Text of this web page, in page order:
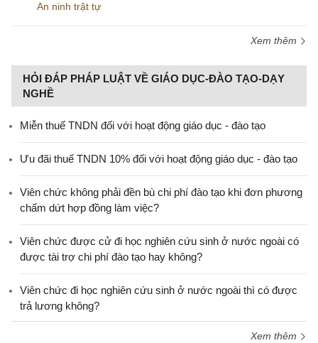
An ninh trật tự
Xem thêm
HỎI ĐÁP PHÁP LUẬT VỀ GIÁO DỤC-ĐÀO TẠO-DẠY
NGHỀ
Miễn thuế TNDN đối với hoạt động giáo dục - đào tạo
Ưu đãi thuế TNDN 10% đối với hoạt động giáo dục - đào tạo
Viên chức không phải đền bù chi phí đào tạo khi đơn phương
chấm dứt hợp đồng làm việc?
Viên chức được cử đi học nghiên cứu sinh ở nước ngoài có
được tài trợ chi phí đào tạo hay không?
Viên chức đi học nghiên cứu sinh ở nước ngoài thì có được
trả lương không?
Xem thêm